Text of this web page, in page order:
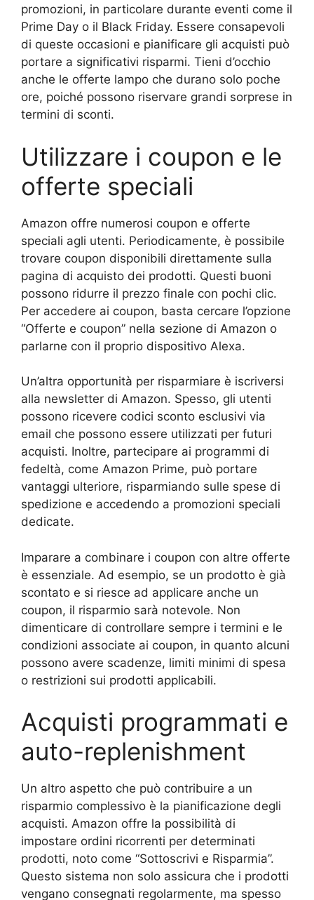
promozioni, in particolare durante eventi come il
Prime Day o il Black Friday. Essere consapevoli
di queste occasioni e pianificare gli acquisti può
portare a significativi risparmi. Tieni d’occhio
anche le offerte lampo che durano solo poche
ore, poiché possono riservare grandi sorprese in
termini di sconti.
Utilizzare i coupon e le
offerte speciali
Amazon offre numerosi coupon e offerte
speciali agli utenti. Periodicamente, è possibile
trovare coupon disponibili direttamente sulla
pagina di acquisto dei prodotti. Questi buoni
possono ridurre il prezzo finale con pochi clic.
Per accedere ai coupon, basta cercare l’opzione
“Offerte e coupon” nella sezione di Amazon o
parlarne con il proprio dispositivo Alexa.
Un’altra opportunità per risparmiare è iscriversi
alla newsletter di Amazon. Spesso, gli utenti
possono ricevere codici sconto esclusivi via
email che possono essere utilizzati per futuri
acquisti. Inoltre, partecipare ai programmi di
fedeltà, come Amazon Prime, può portare
vantaggi ulteriore, risparmiando sulle spese di
spedizione e accedendo a promozioni speciali
dedicate.
Imparare a combinare i coupon con altre offerte
è essenziale. Ad esempio, se un prodotto è già
scontato e si riesce ad applicare anche un
coupon, il risparmio sarà notevole. Non
dimenticare di controllare sempre i termini e le
condizioni associate ai coupon, in quanto alcuni
possono avere scadenze, limiti minimi di spesa
o restrizioni sui prodotti applicabili.
Acquisti programmati e
auto-replenishment
Un altro aspetto che può contribuire a un
risparmio complessivo è la pianificazione degli
acquisti. Amazon offre la possibilità di
impostare ordini ricorrenti per determinati
prodotti, noto come “Sottoscrivi e Risparmia”.
Questo sistema non solo assicura che i prodotti
vengano consegnati regolarmente, ma spesso